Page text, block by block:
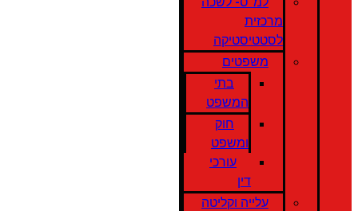
מרכזית
לסטטיסטיקה
משפטים
בתי
המשפט
חוק
ומשפט
עורכי
דין
עלייה וקליטה